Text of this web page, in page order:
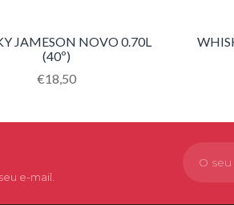
JAMESON NOVO 0.70L
(40º)
Translation
PT.products.product.regular_price
€18,50
e-mail.